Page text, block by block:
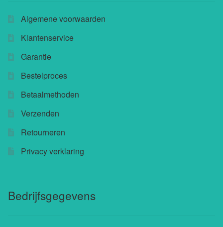
Buchu shops
Buchu.de
Buchu.ch
Algemene voorwaarden
Klantenservice
Garantie
Bestelproces
Betaalmethoden
Verzenden
Retourneren
Privacy verklaring
Bedrijfsgegevens